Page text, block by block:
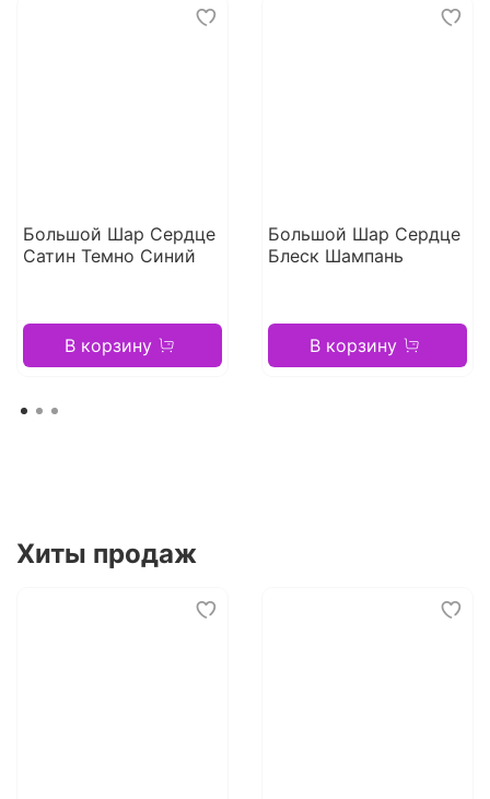
Большой Шар Сердце
Сатин Темно Синий
В корзину
Большой Шар Сердце
Блеск Шампань
В корзину
Хиты продаж